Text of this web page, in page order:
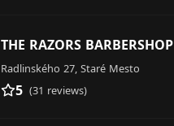
THE RAZORS BARBERSHOP
Radlinského 27, Staré Mesto
5 (31 reviews)